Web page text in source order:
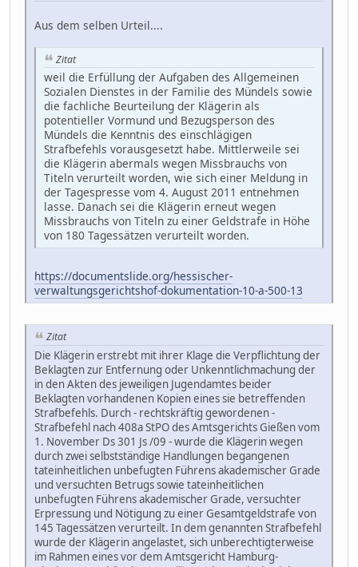
Aus dem selben Urteil....
Zitat
weil die Erfüllung der Aufgaben des Allgemeinen
Sozialen Dienstes in der Familie des Mündels sowie
die fachliche Beurteilung der Klägerin als
potentieller Vormund und Bezugsperson des
Mündels die Kenntnis des einschlägigen
Strafbefehls vorausgesetzt habe. Mittlerweile sei
die Klägerin abermals wegen Missbrauchs von
Titeln verurteilt worden, wie sich einer Meldung in
der Tagespresse vom 4. August 2011 entnehmen
lasse. Danach sei die Klägerin erneut wegen
Missbrauchs von Titeln zu einer Geldstrafe in Höhe
von 180 Tagessätzen verurteilt worden.
https://documentslide.org/hessischer-
verwaltungsgerichtshof-dokumentation-10-a-500-13
Zitat
Die Klägerin erstrebt mit ihrer Klage die Verpflichtung der
Beklagten zur Entfernung oder Unkenntlichmachung der
in den Akten des jeweiligen Jugendamtes beider
Beklagten vorhandenen Kopien eines sie betreffenden
Strafbefehls. Durch - rechtskräftig gewordenen -
Strafbefehl nach 408a StPO des Amtsgerichts Gießen vom
1. November Ds 301 Js /09 - wurde die Klägerin wegen
durch zwei selbstständige Handlungen begangenen
tateinheitlichen unbefugten Führens akademischer Grade
und versuchten Betrugs sowie tateinheitlichen
unbefugten Führens akademischer Grade, versuchter
Erpressung und Nötigung zu einer Gesamtgeldstrafe von
145 Tagessätzen verurteilt. In dem genannten Strafbefehl
wurde der Klägerin angelastet, sich unberechtigterweise
im Rahmen eines vor dem Amtsgericht Hamburg-